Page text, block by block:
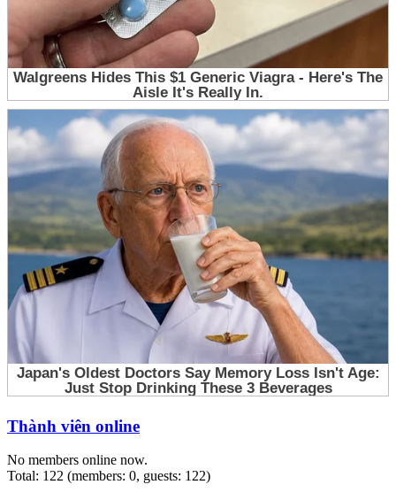
Thành viên online
No members online now.
Total: 122 (members: 0, guests: 122)